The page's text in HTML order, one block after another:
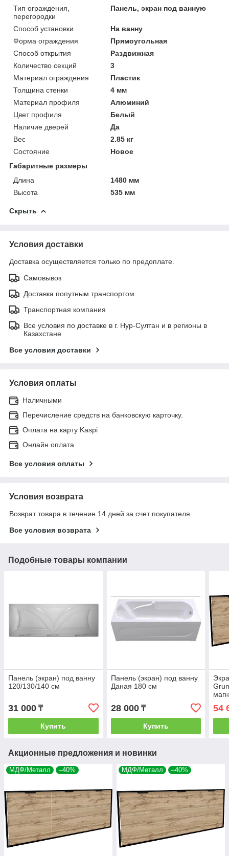
Тип ограждения,
перегородки
Панель, экран под ванную
Способ установки
На ванну
Форма ограждения
Прямоугольная
Способ открытия
Раздвижная
Количество секций
3
Материал ограждения
Пластик
Толщина стенки
4 мм
Материал профиля
Алюминий
Цвет профиля
Белый
Наличие дверей
Да
Вес
2.85 кг
Состояние
Новое
Габаритные размеры
Длина
1480 мм
Высота
535 мм
Скрыть
Условия доставки
Доставка осуществляется только по предоплате.
Самовывоз
Доставка попутным транспортом
Транспортная компания
Все условия по доставке в г. Нур-Султан и в регионы в
Казахстане
Все условия доставки
Условия оплаты
Наличными
Перечисление средств на банковскую карточку.
Оплата на карту Kaspi
Онлайн оплата
Все условия оплаты
Условия возврата
Возврат товара в течение 14 дней за счет покупателя
Все условия возврата
Подобные товары компании
Панель (экран) под ванну
120/130/140 см
31 000 ₸
Купить
Панель (экран) под ванну
Даная 180 см
28 000₸
Купить
54
Акционные предложения и новинки
МДФ/Металл –40% МДФ/Металл –40%